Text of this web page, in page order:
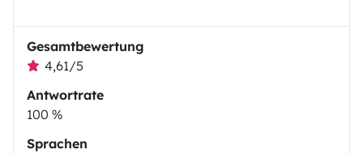
Gesamtbewertung
4,61/5
Antwortrate
100 %
Sprachen